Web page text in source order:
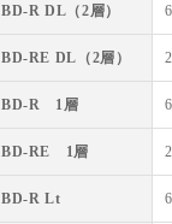
BD-R DL（2層）
BD-RE DL（2層）
BD-R 1層
BD-RE 1層
BD-R Lt